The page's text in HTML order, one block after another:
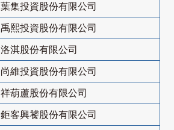
葉集投資股份有限公司
禹熙投資股份有限公司
洛淇股份有限公司
尚維投資股份有限公司
祥葫蘆股份有限公司
鉅客興饕股份有限公司